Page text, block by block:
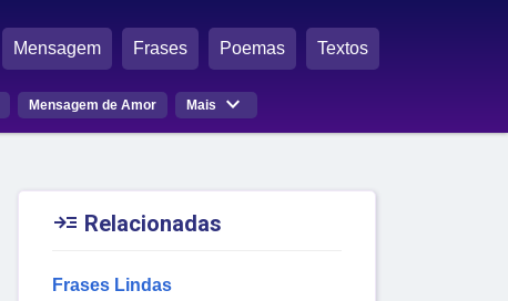
Mensagem Frases Poemas Textos
Mensagem de Amor Mais 
 Relacionadas
Frases Lindas